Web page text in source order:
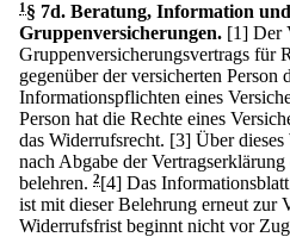
1 § 7d. Beratung, Information
Gruppenversicherungen. [1] Der
Gruppenversicherungsvertrags für
gegenüber der versicherten Person
Informationspflichten eines
Person hat die Rechte eines
das Widerrufsrecht. [3] Über
nach Abgabe der
belehren. 2[4] Das
ist mit dieser Belehrung erneut zur
Widerrufsfrist beginnt nicht vor